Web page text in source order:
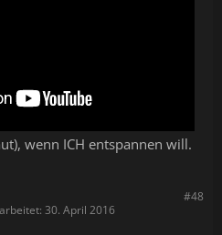
wenn ICH entspannen will.
#48
30. April 2016